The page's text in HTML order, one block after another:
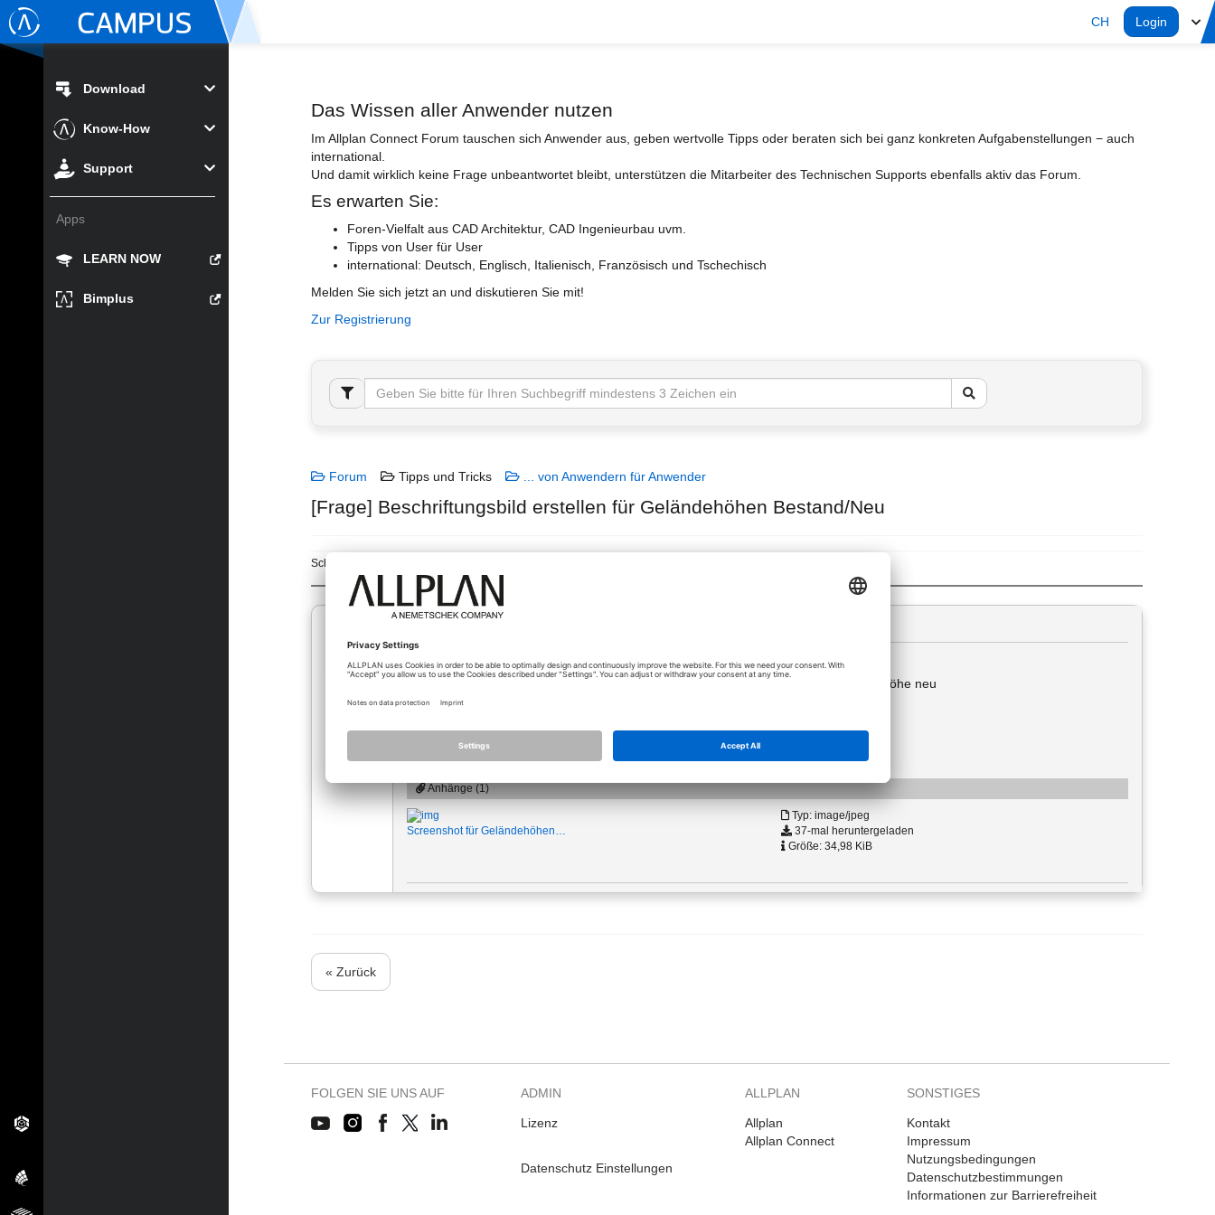
CH Login
Download
Know-How
Support
Apps
LEARN NOW
Bimplus
Das Wissen aller Anwender nutzen
Im Allplan Connect Forum tauschen sich Anwender aus, geben wertvolle Tipps oder beraten sich bei ganz konkreten Aufgabenstellungen − auch
international.
Und damit wirklich keine Frage unbeantwortet bleibt, unterstützen die Mitarbeiter des Technischen Supports ebenfalls aktiv das Forum.
Es erwarten Sie:
Foren-Vielfalt aus CAD Architektur, CAD Ingenieurbau uvm.
Tipps von User für User
international: Deutsch, Englisch, Italienisch, Französisch und Tschechisch
Melden Sie sich jetzt an und diskutieren Sie mit!
Zur Registrierung
Forum Tipps und Tricks ... von Anwendern für Anwender
[Frage] Beschriftungsbild erstellen für Geländehöhen Bestand/Neu
Schlagworte:
aic2015
Hallo,
wie kann ich ein Beschriftungsbild erstellen mit Geländehöhe Bestand und Geländehöhe neu
bezogen auf Höhe über NHN
Jetzt weiß ich nicht weiter.
Anhänge (1)
Screenshot für Geländehöhen…
Typ: image/jpeg
37-mal heruntergeladen
Größe: 34,98 KiB
« Zurück
FOLGEN SIE UNS AUF ADMIN
Lizenz
Datenschutz Einstellungen
ALLPLAN
Allplan
Allplan Connect
SONSTIGES
Kontakt
Impressum
Nutzungsbedingungen
Datenschutzbestimmungen
Informationen zur Barrierefreiheit